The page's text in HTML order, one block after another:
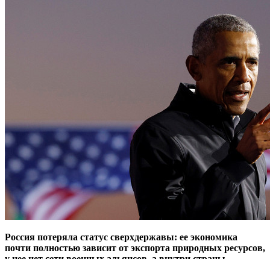
Россия потеряла статус сверхдержавы: ее экономика
почти полностью зависит от экспорта природных ресурсов,